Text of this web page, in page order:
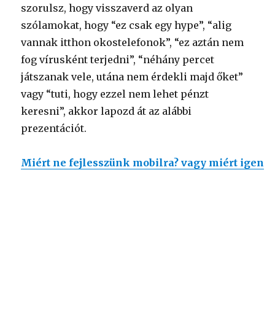
szorulsz, hogy visszaverd az olyan
szólamokat, hogy “ez csak egy hype”, “alig
vannak itthon okostelefonok”, “ez aztán nem
fog vírusként terjedni”, “néhány percet
játszanak vele, utána nem érdekli majd őket”
vagy “tuti, hogy ezzel nem lehet pénzt
keresni”, akkor lapozd át az alábbi
prezentációt.
Miért ne fejlesszünk mobilra? vagy miért igen